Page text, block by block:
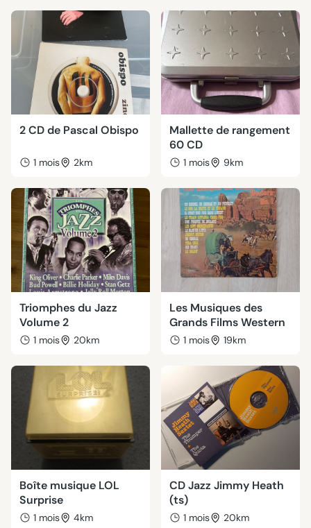
2 CD de Pascal Obispo
1 mois 2km
Mallette de rangement
60 CD
1 mois 9km
Triomphes du Jazz
Volume 2
1 mois 20km
Les Musiques des
Grands Films Western
1 mois 19km
Boîte musique LOL
Surprise
1 mois 4km
CD Jazz Jimmy Heath
(ts)
1 mois 20km